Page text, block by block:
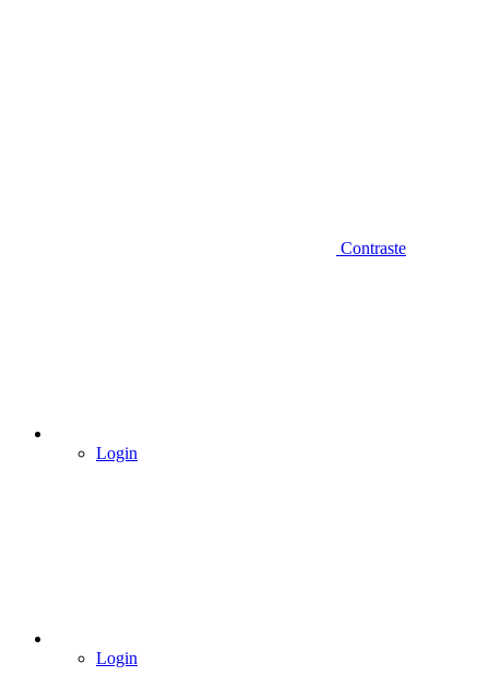
Contraste
Login
Login